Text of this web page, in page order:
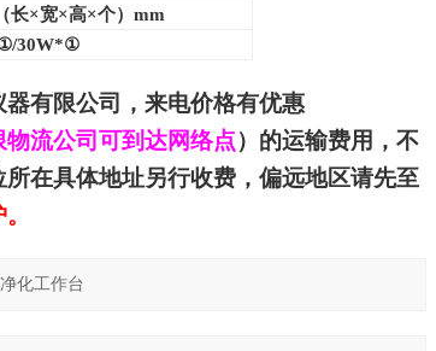
长×宽×高×个）mm
30W*①
有限公司 ，来电价格有优惠
物流公司可到达网络点）的运输费用，不
在具体地址另行收费，偏远地区请先至